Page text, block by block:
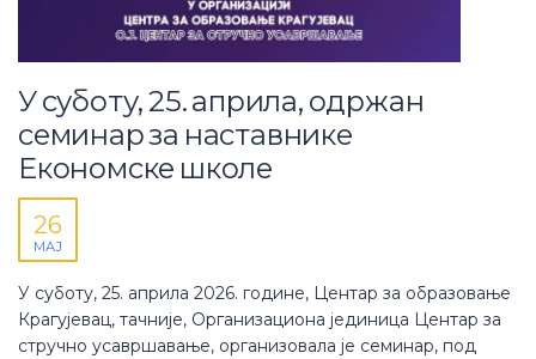
У суботу, 25. априла, одржан
семинар за наставнике
Економске школе
26
МАЈ
У суботу, 25. априла 2026. године, Центар за образовање
Крагујевац, тачније, Организациона јединица Центар за
стручно усавршавање, организовала је семинар, под